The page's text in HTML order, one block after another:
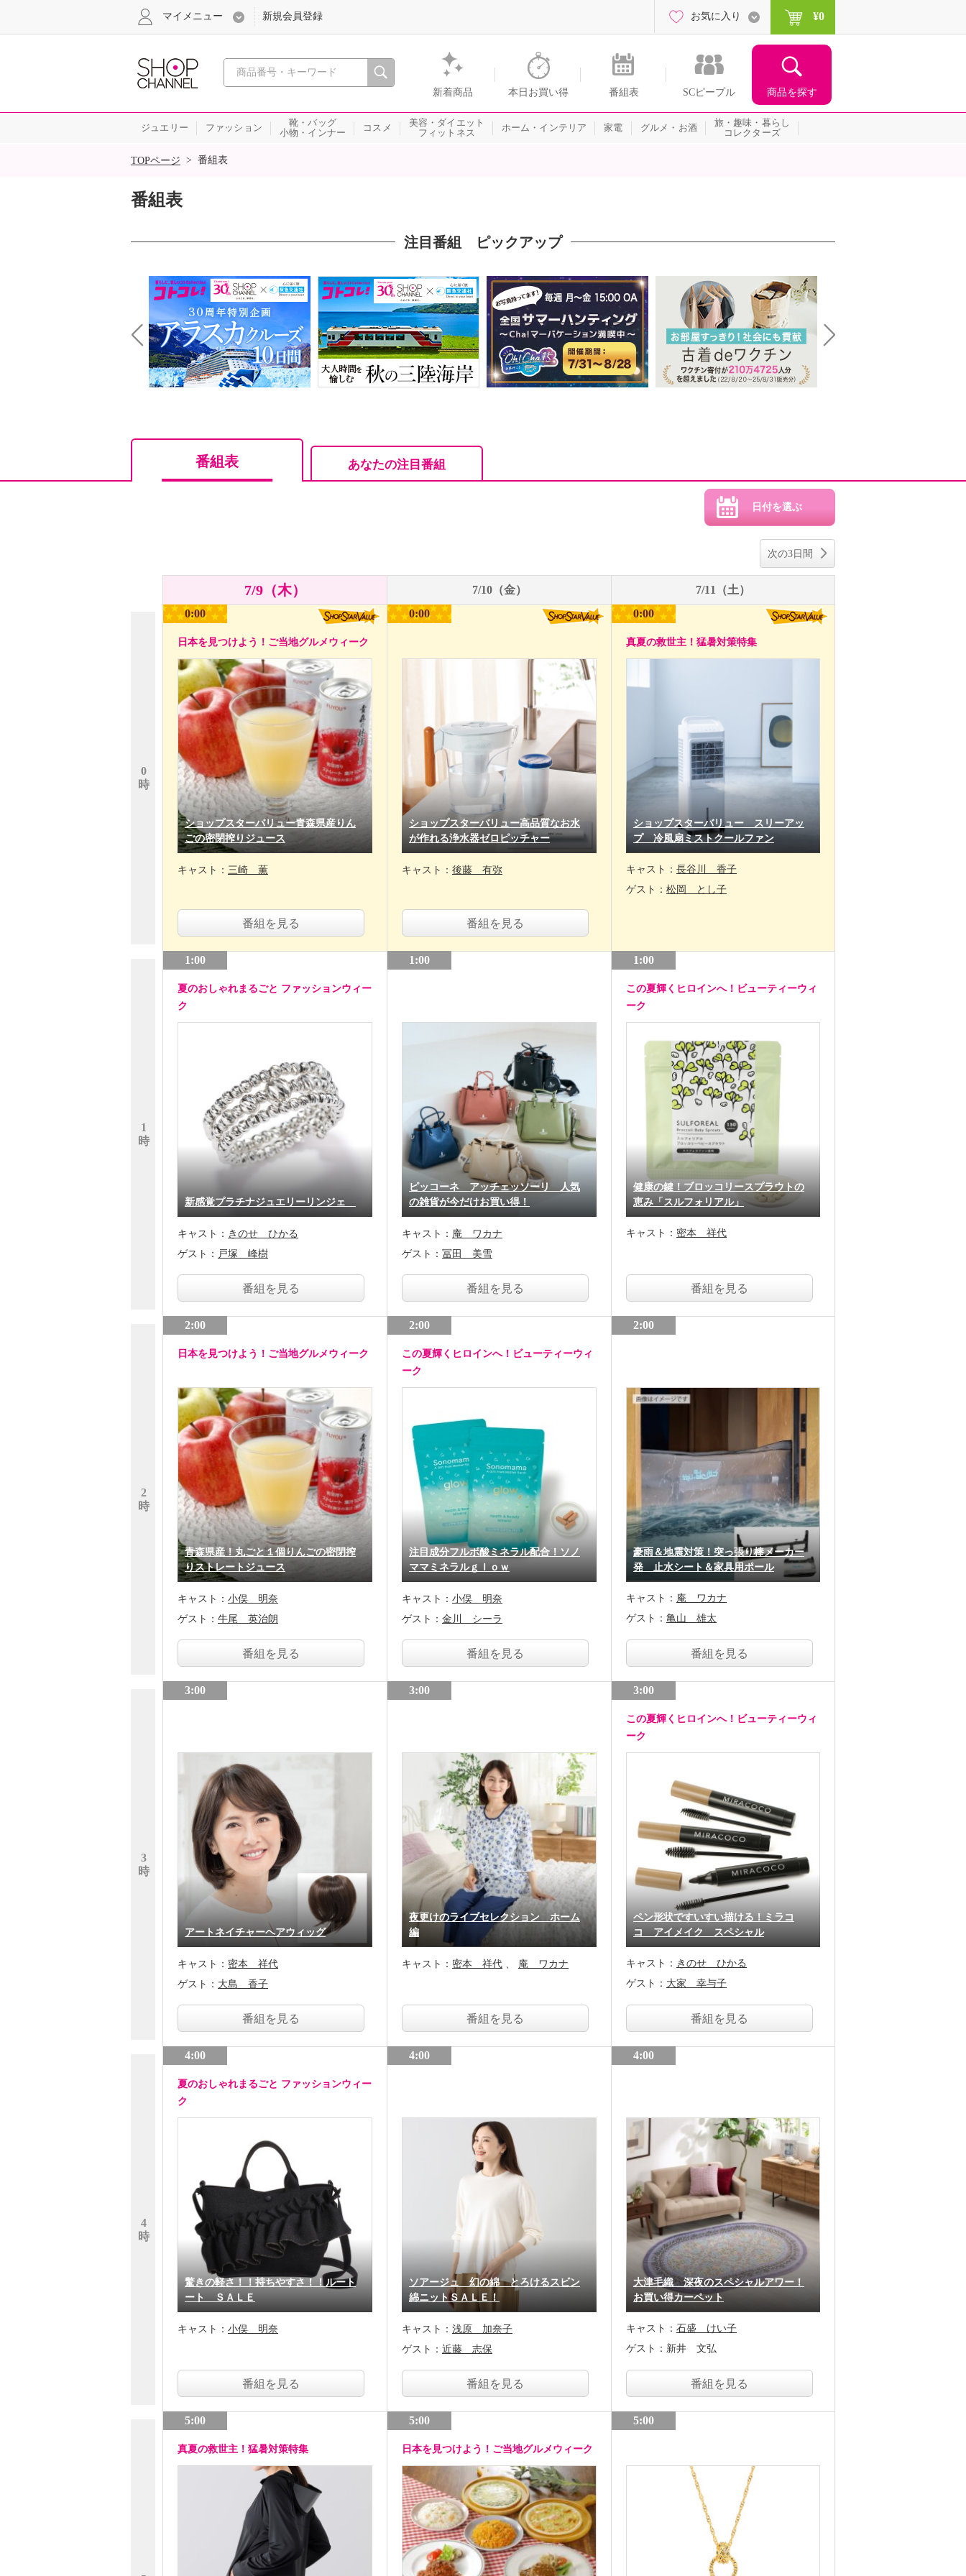
心おどる、瞬間を。通販・テレビショッピングのショップチャンネル
新着商品 本日お買い得 番組表 SCピープル 商品を探す
マイメニュー 新規会員登録 お気に入り ¥0
ジュエリー ファッション
靴・バッグ
小物・インナー
コスメ
美容・ダイエット
フィットネス
ホーム・インテリア 家電 グルメ・お酒
旅・趣味・暮らし
コレクターズ
SALE
TOPページ > 番組表
番組表
注目番組 ピックアップ
Prev
番組表 あなたの注目番組
次の3日間
7/9（木） 7/10（金） 7/11（土）
0
時
1
時
2
時
3
時
4
時
0:00
日本を見つけよう！ご当地グルメウィーク
ショップスターバリュー青森県産りん
ごの密閉搾りジュース
キャスト： 三崎 薫
番組を見る
1:00
夏のおしゃれまるごと ファッションウィー
ク
新感覚プラチナジュエリーリンジェ
キャスト： きのせ ひかる
ゲスト： 戸塚 峰樹
番組を見る
2:00
日本を見つけよう！ご当地グルメウィーク
青森県産！丸ごと１個りんごの密閉搾
りストレートジュース
キャスト： 小俣 明奈
ゲスト： 牛尾 英治朗
番組を見る
3:00
アートネイチャーヘアウィッグ
キャスト： 密本 祥代
ゲスト： 大島 香子
番組を見る
4:00
夏のおしゃれまるごと ファッションウィー
ク
驚きの軽さ！！持ちやすさ！！ルート
ート ＳＡＬＥ
キャスト： 小俣 明奈
番組を見る
5:00
真夏の救世主！猛暑対策特集
0:00
ショップスターバリュー高品質なお水
が作れる浄水器ゼロピッチャー
キャスト： 後藤 有弥
番組を見る
1:00
ピッコーネ アッチェッソーリ 人気
の雑貨が今だけお買い得！
キャスト： 庵 ワカナ
ゲスト： 冨田 美雪
番組を見る
2:00
この夏輝くヒロインへ！ビューティーウィ
ーク
注目成分フルボ酸ミネラル配合！ソノ
ママミネラルｇｌｏｗ
キャスト： 小俣 明奈
ゲスト： 金川 シーラ
番組を見る
3:00
夜更けのライブセレクション ホーム
編
キャスト： 密本 祥代 庵 ワカナ
番組を見る
4:00
ソアージュ 幻の綿 とろけるスビン
綿ニットＳＡＬＥ！
キャスト： 浅原 加奈子
ゲスト： 近藤 志保
番組を見る
5:00
日本を見つけよう！ご当地グルメウィーク
0:00
真夏の救世主！猛暑対策特集
ショップスターバリュー スリーアッ
プ 冷風扇ミストクールファン
キャスト： 長谷川 香子
ゲスト： 松岡 とし子
1:00
この夏輝くヒロインへ！ビューティーウィ
ーク
健康の鍵！ブロッコリースプラウトの
恵み「スルフォリアル」
キャスト： 密本 祥代
番組を見る
2:00
豪雨＆地震対策！突っ張り棒メーカー
発 止水シート＆家具用ポール
キャスト： 庵 ワカナ
ゲスト： 亀山 雄太
番組を見る
3:00
この夏輝くヒロインへ！ビューティーウィ
ーク
ペン形状ですいすい描ける！ミラコ
コ アイメイク スペシャル
キャスト： きのせ ひかる
ゲスト： 大家 幸与子
番組を見る
4:00
大津毛織 深夜のスペシャルアワー！
お買い得カーペット
キャスト： 石盛 けい子
ゲスト： 新井 文弘
番組を見る
5:00